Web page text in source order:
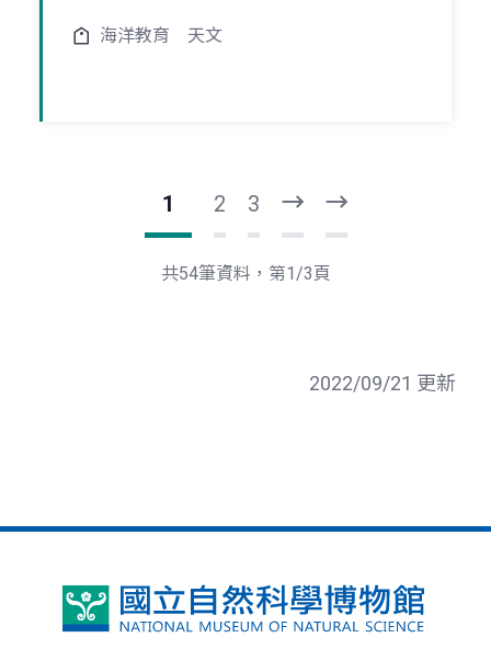
海洋教育 天文
1 2 3
一
頁
後
一
共54筆資料，第1/3頁
2022/09/21 更新
國